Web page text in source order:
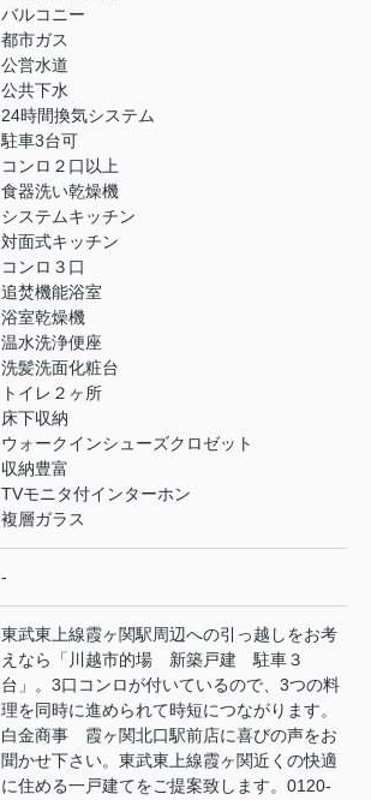
バルコニー
都市ガス
公営水道
公共下水
24時間換気システム
駐車3台可
コンロ２口以上
食器洗い乾燥機
システムキッチン
対面式キッチン
コンロ３口
追焚機能浴室
浴室乾燥機
温水洗浄便座
洗髪洗面化粧台
トイレ２ヶ所
床下収納
ウォークインシューズクロゼット
収納豊富
TVモニタ付インターホン
複層ガラス
-
東武東上線霞ヶ関駅周辺への引っ越しをお考
えなら「川越市的場 新築戸建 駐車３
台」。3口コンロが付いているので、3つの料
理を同時に進められて時短につながります。
白金商事 霞ヶ関北口駅前店に喜びの声をお
聞かせ下さい。東武東上線霞ヶ関近くの快適
に住める一戸建てをご提案致します。0120-